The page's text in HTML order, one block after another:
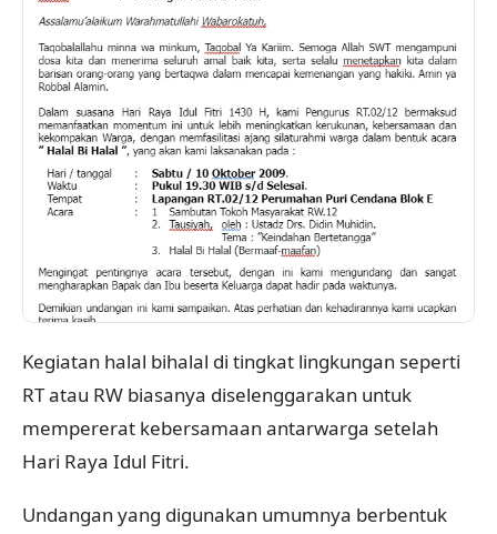
Kegiatan halal bihalal di tingkat lingkungan seperti
RT atau RW biasanya diselenggarakan untuk
mempererat kebersamaan antarwarga setelah
Hari Raya Idul Fitri.
Undangan yang digunakan umumnya berbentuk